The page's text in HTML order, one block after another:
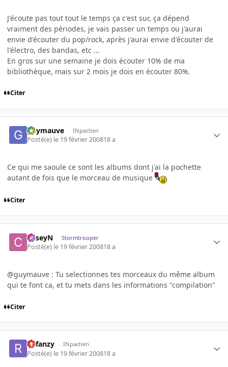
J'écoute pas tout tout le temps ça c'est sur, ça dépend
vraiment des périodes, je vais passer un temps ou j'aurai
envie d'écouter du pop/rock, après j'aurai envie d'écouter de
l'électro, des bandas, etc ...
En gros sur une semaine je dois écouter 10% de ma
bibliothèque, mais sur 2 mois je dois en écouter 80%.
Citer
guymauve INpactien
Posté(e) le 19 février 200818 a
Ce qui me saoule ce sont les albums dont j'ai la pochette
autant de fois que le morceau de musique
Citer
CaseyN Stormtrooper
Posté(e) le 19 février 200818 a
@guymauve : Tu selectionnes tes morceaux du même album
qui te font ca, et tu mets dans les informations "compilation"
Citer
Refanzy INpactien
Posté(e) le 19 février 200818 a